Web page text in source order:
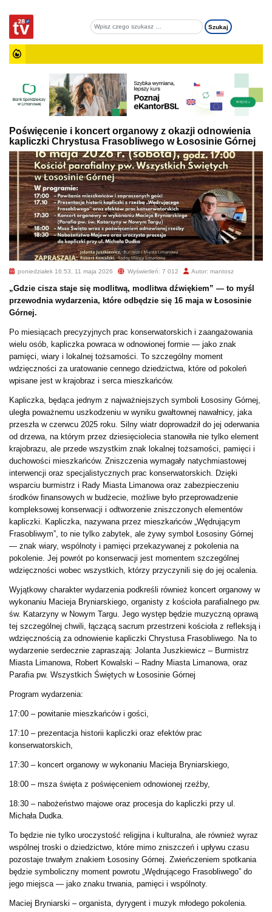
Poświęcenie i koncert organowy z okazji odnowienia
kapliczki Chrystusa Frasobliwego w Łososinie Górnej
poniedziałek 16:53, 11 maja 2026 Wyświetleń: 7 012 Autor: mantosz
„Gdzie cisza staje się modlitwą, modlitwa dźwiękiem” — to myśl
przewodnia wydarzenia, które odbędzie się 16 maja w Łososinie
Górnej.
Po miesiącach precyzyjnych prac konserwatorskich i zaangażowania
wielu osób, kapliczka powraca w odnowionej formie — jako znak
pamięci, wiary i lokalnej tożsamości. To szczególny moment
wdzięczności za uratowanie cennego dziedzictwa, które od pokoleń
wpisane jest w krajobraz i serca mieszkańców.
Kapliczka, będąca jednym z najważniejszych symboli Łososiny Górnej,
uległa poważnemu uszkodzeniu w wyniku gwałtownej nawałnicy, jaka
przeszła w czerwcu 2025 roku. Silny wiatr doprowadził do jej oderwania
od drzewa, na którym przez dziesięciolecia stanowiła nie tylko element
krajobrazu, ale przede wszystkim znak lokalnej tożsamości, pamięci i
duchowości mieszkańców. Zniszczenia wymagały natychmiastowej
interwencji oraz specjalistycznych prac konserwatorskich. Dzięki
wsparciu burmistrz i Rady Miasta Limanowa oraz zabezpieczeniu
środków finansowych w budżecie, możliwe było przeprowadzenie
kompleksowej konserwacji i odtworzenie zniszczonych elementów
kapliczki. Kapliczka, nazywana przez mieszkańców „Wędrującym
Frasobliwym”, to nie tylko zabytek, ale żywy symbol Łososiny Górnej
— znak wiary, wspólnoty i pamięci przekazywanej z pokolenia na
pokolenie. Jej powrót po konserwacji jest momentem szczególnej
wdzięczności wobec wszystkich, którzy przyczynili się do jej ocalenia.
Wyjątkowy charakter wydarzenia podkreśli również koncert organowy w
wykonaniu Macieja Bryniarskiego, organisty z kościoła parafialnego pw.
św. Katarzyny w Nowym Targu. Jego występ będzie muzyczną oprawą
tej szczególnej chwili, łączącą sacrum przestrzeni kościoła z refleksją i
wdzięcznością za odnowienie kapliczki Chrystusa Frasobliwego. Na to
wydarzenie serdecznie zapraszają: Jolanta Juszkiewicz – Burmistrz
Miasta Limanowa, Robert Kowalski – Radny Miasta Limanowa, oraz
Parafia pw. Wszystkich Świętych w Łososinie Górnej
Program wydarzenia:
17:00 – powitanie mieszkańców i gości,
17:10 – prezentacja historii kapliczki oraz efektów prac
konserwatorskich,
17:30 – koncert organowy w wykonaniu Macieja Bryniarskiego,
18:00 – msza święta z poświęceniem odnowionej rzeźby,
18:30 – nabożeństwo majowe oraz procesja do kapliczki przy ul.
Michała Dudka.
To będzie nie tylko uroczystość religijna i kulturalna, ale również wyraz
wspólnej troski o dziedzictwo, które mimo zniszczeń i upływu czasu
pozostaje trwałym znakiem Łososiny Górnej. Zwieńczeniem spotkania
będzie symboliczny moment powrotu „Wędrującego Frasobliwego” do
jego miejsca — jako znaku trwania, pamięci i wspólnoty.
Maciej Bryniarski – organista, dyrygent i muzyk młodego pokolenia.